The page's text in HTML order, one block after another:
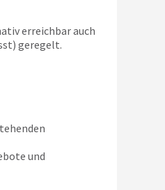
erreichbar auch
geregelt.
und